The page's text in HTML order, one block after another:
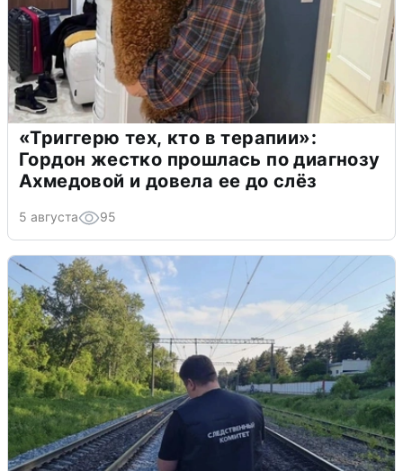
«Триггерю тех, кто в терапии»:
Гордон жестко прошлась по диагнозу
Ахмедовой и довела ее до слёз
5 августа 95